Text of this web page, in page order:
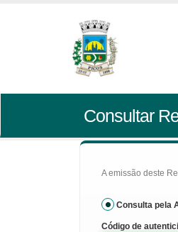
Consultar
A emissão deste
Consulta pela
Código de